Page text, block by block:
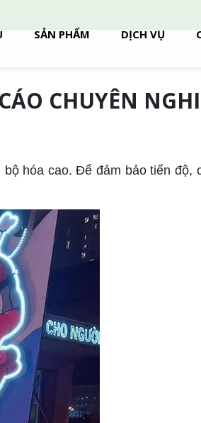
SẢN PHẨM DỊCH VỤ
CHUYÊN
hóa cao. Để đảm bảo tiến độ,